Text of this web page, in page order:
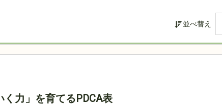
並べ替え
く力」を育てるPDCA表